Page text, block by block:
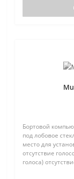
Бортовой
под лобовое
место для
отсутствие
голоса)